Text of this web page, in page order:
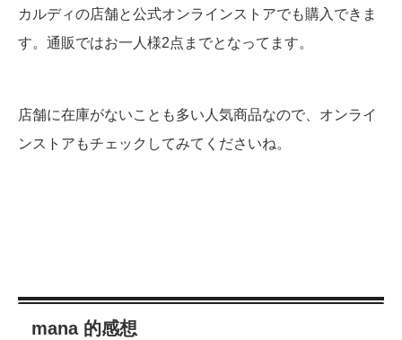
カルディの店舗と公式オンラインストアでも購入できま
す。通販ではお一人様2点までとなってます。
店舗に在庫がないことも多い人気商品なので、オンライ
ンストアもチェックしてみてくださいね。
mana 的感想